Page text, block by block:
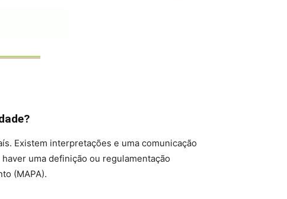
Existem interpretações e uma comunicação
uma definição ou regulamentação
(MAPA).